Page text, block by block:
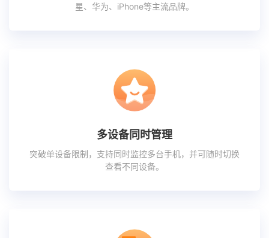
星、华为、iPhone等主流品牌。
多设备同时管理
突破单设备限制，支持同时监控多台手机，并可随时切换
查看不同设备。